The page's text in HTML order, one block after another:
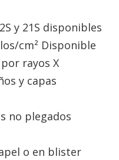
y 21S disponibles
cm² Disponible
rayos X
y capas
no plegados
o en blister